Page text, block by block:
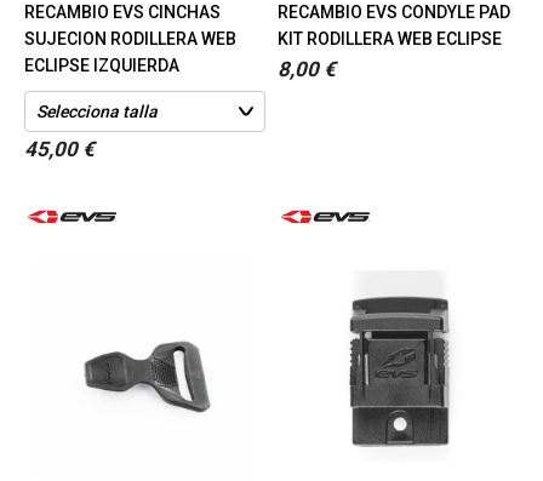
RECAMBIO EVS CINCHAS
SUJECION RODILLERA WEB
ECLIPSE IZQUIERDA
45,00 €
RECAMBIO EVS CONDYLE PAD
KIT RODILLERA WEB ECLIPSE
8,00 €